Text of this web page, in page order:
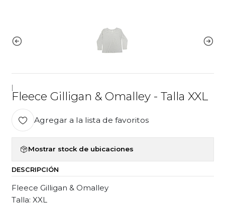
Fleece Gilligan & Omalley - Talla XXL
Agregar a la lista de favoritos
Mostrar stock de ubicaciones
DESCRIPCIÓN
Fleece Gilligan & Omalley
Talla: XXL